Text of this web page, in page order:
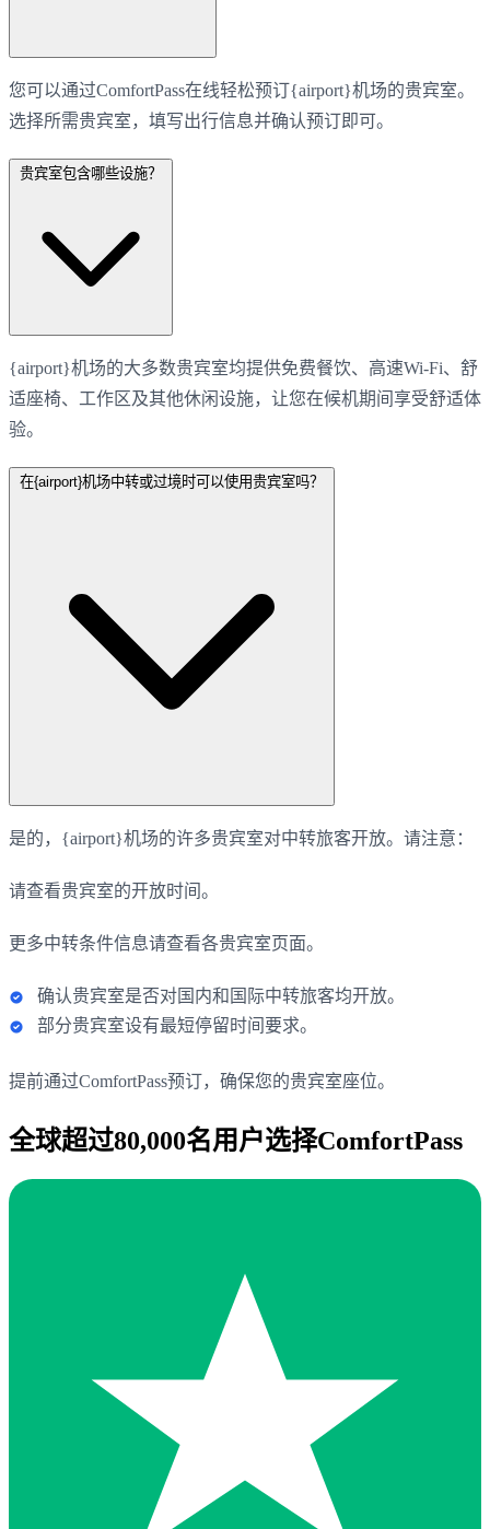
您可以通过ComfortPass在线轻松预订{airport}机场的贵宾室。
选择所需贵宾室，填写出行信息并确认预订即可。
贵宾室包含哪些设施？
{airport}机场的大多数贵宾室均提供免费餐饮、高速Wi-Fi、舒
适座椅、工作区及其他休闲设施，让您在候机期间享受舒适体
验。
在{airport}机场中转或过境时可以使用贵宾室吗？
是的，{airport}机场的许多贵宾室对中转旅客开放。请注意：
请查看贵宾室的开放时间。
更多中转条件信息请查看各贵宾室页面。
确认贵宾室是否对国内和国际中转旅客均开放。
部分贵宾室设有最短停留时间要求。
提前通过ComfortPass预订，确保您的贵宾室座位。
全球超过80,000名用户选择ComfortPass